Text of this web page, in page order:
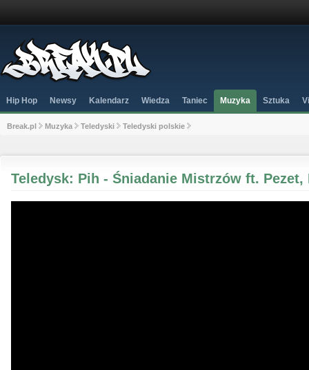
Hip Hop Newsy Kalendarz Wiedza Taniec Muzyka Sztuka
Break.pl Muzyka Teledyski Teledyski polskie
Teledysk: Pih - Śniadanie Mistrzów ft. Pezet,